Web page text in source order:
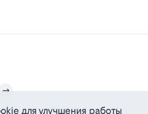
для улучшения работы